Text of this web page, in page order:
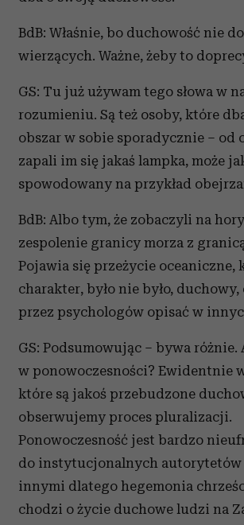
BdB: Właśnie, bo duchowość nie
wierzących. Ważne, żeby to
GS: Tu już używam tego słowa w
rozumieniu. Są też osoby, które
obszar w sobie sporadycznie – od
zapali im się jakaś lampka, może
spowodowany na przykład
BdB: Albo tym, że zobaczyli na
zespolenie granicy morza z
Pojawia się przeżycie oceaniczne,
charakter, było nie było, duchowy,
przez psychologów opisać w
GS: Podsumowując – bywa różnie.
w ponowoczesności? Ewidentnie
które są jakoś przebudzone
obserwujemy proces pluralizacji.
Ponowoczesność jest bardzo
do instytucjonalnych autorytetów
innymi dlatego hegemonia
chodzi o życie duchowe ludzi na